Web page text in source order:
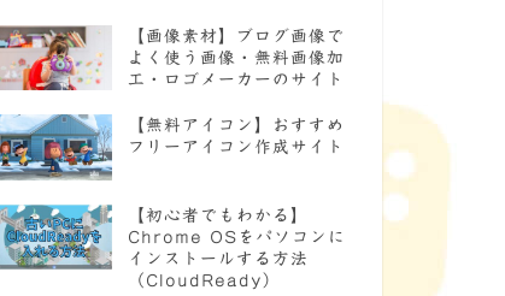
【画像素材】ブログ画像で
よく使う画像・無料画像加
工・ロゴメーカーのサイト
【無料アイコン】おすすめ
フリーアイコン作成サイト
【初心者でもわかる】
Chrome OSをパソコンに
インストールする方法
（CloudReady）